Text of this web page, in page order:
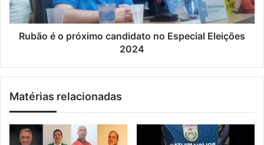
r
o
t
c
n
p
r
c
a
d
Rubão é o próximo candidato no Especial Eleições
2024
Matérias relacionadas